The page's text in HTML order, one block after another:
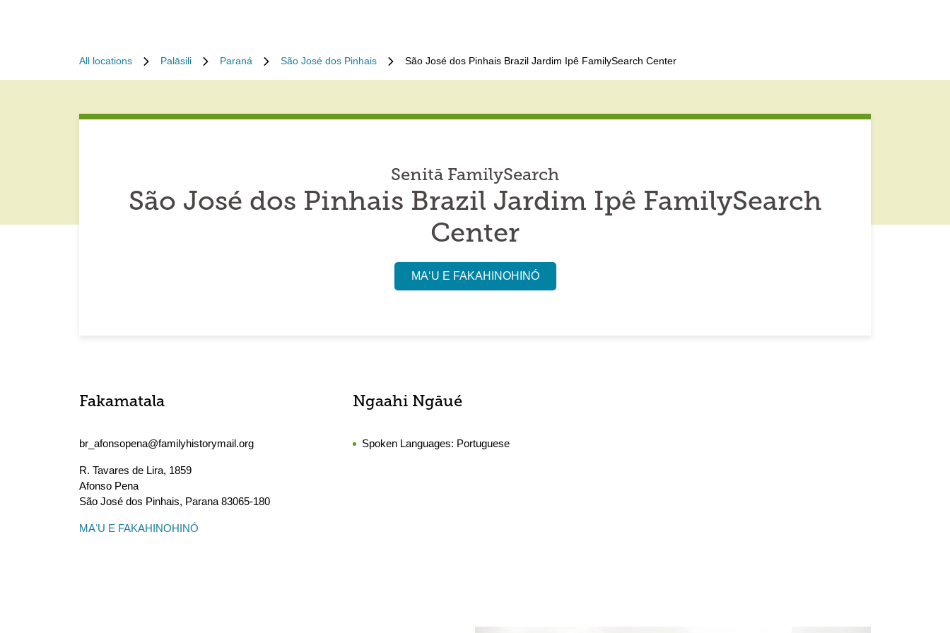
All locations Palāsili Paraná São José dos Pinhais São José dos Pinhais Brazil Jardim Ipê FamilySearch Center
Senitā FamilySearch
São José dos Pinhais Brazil Jardim Ipê FamilySearch
Center
MAʻU E FAKAHINOHINÓ
Fakamatala
br_afonsopena@familyhistorymail.org
R. Tavares de Lira, 1859
Afonso Pena
São José dos Pinhais, Parana 83065-180
MAʻU E FAKAHINOHINÓ
Ngaahi Ngāué
Spoken Languages: Portuguese